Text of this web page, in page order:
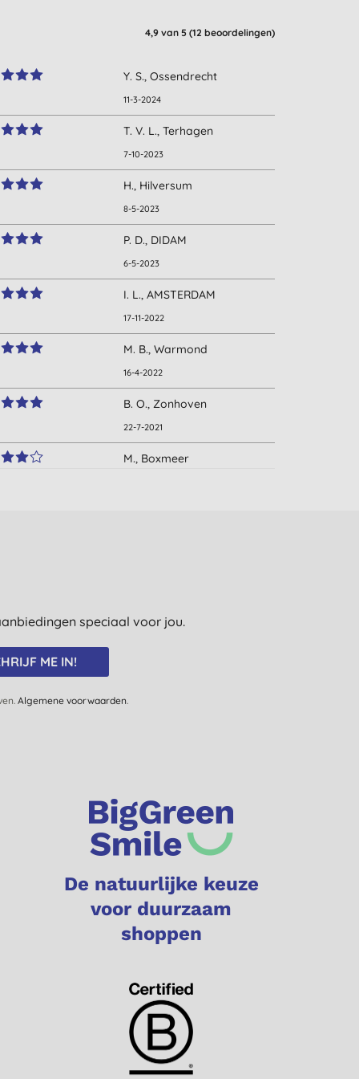
4,9 van 5 (12 beoordelingen)
Y. S., Ossendrecht
11-3-2024
T. V. L., Terhagen
7-10-2023
H., Hilversum
8-5-2023
P. D., DIDAM
6-5-2023
I. L., AMSTERDAM
17-11-2022
M. B., Warmond
16-4-2022
B. O., Zonhoven
22-7-2021
M., Boxmeer
H., Hengelo gld
29-9-2015
speciaal voor jou.
ME IN!
Algemene voorwaarden.
De natuurlijke keuze
voor duurzaam
shoppen